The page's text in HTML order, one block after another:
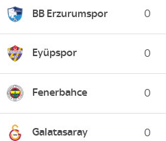
BB Erzurumspor 0
Eyüpspor 0
Fenerbahce 0
Galatasaray 0